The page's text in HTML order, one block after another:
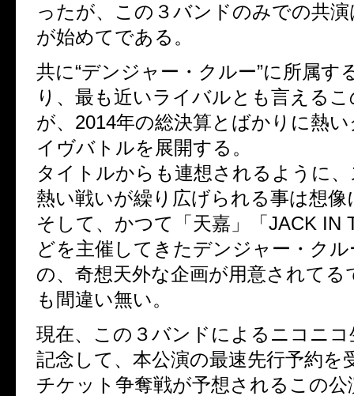
ったが、この３バンドのみでの共
が始めてである。
共に“デンジャー・クルー”に所属す
り、最も近いライバルとも言える
が、2014年の総決算とばかりに熱
イヴバトルを展開する。
タイトルからも連想されるように
熱い戦いが繰り広げられる事は想像
そして、かつて「天嘉」「JACK IN
どを主催してきたデンジャー・ク
の、奇想天外な企画が用意されてる
も間違い無い。
現在、この３バンドによるニコニコ
記念して、本公演の最速先行予約を
チケット争奪戦が予想されるこの